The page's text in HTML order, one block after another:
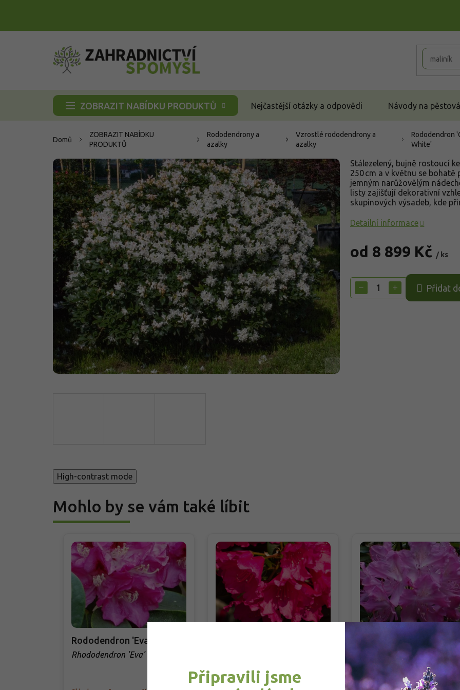
ZOBRAZIT NABÍDKU PRODUKTŮ Nejčastější otázky a odpovědi Návody na
Domů
ZOBRAZIT NABÍDKU
PRODUKTŮ
Rododendrony a
azalky
Vzrostlé rododendrony a
azalky
Rododendron
White'
od 8 899 Kč / ks
cena:
+
− Přidat
Stálezelený, bujně rostoucí
250 cm a v květnu se
jemným narůžovělým
listy zajišťují dekorativní
skupinových výsadeb, kde
Detailní informace
High-contrast mode
Mohlo by se vám také líbit
Rododendron 'Eva'
Rhododendron 'Eva'
Rododendron 'Roseum
Elegans'
Rhododendrum 'Roseum
Připravili jsme